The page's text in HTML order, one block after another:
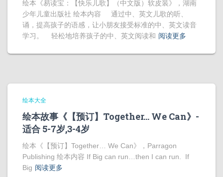
绘本《易读宝：【快乐儿歌】（中文版）软皮装》，湖南
少年儿童出版社 绘本内容 通过中、英文儿歌的听、
诵，提高孩子的语感，让小朋友接受标准的中、英文读音
学习。 轻松地培养孩子的中、英文阅读和 阅读更多
绘本大全
绘本故事《【预订】Together… We Can》-
适合 5-7岁,3-4岁
绘本《【预订】Together… We Can》，Parragon
Publishing 绘本内容 If Big can run…then I can run. If
Big 阅读更多